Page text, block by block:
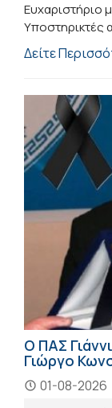
Ευχαριστήριο
Υποστηρικτές
Δείτε
Ο ΠΑΣ
Γιώργο
01-08-2026